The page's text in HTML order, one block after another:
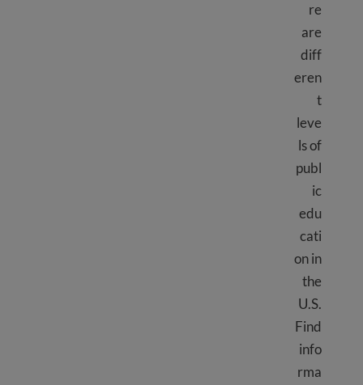
re
are
diff
eren
t
leve
ls of
publ
ic
edu
cati
on in
the
U.S.
Find
info
rma